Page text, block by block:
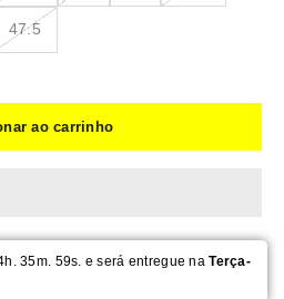
47.5
ao carrinho
35m. 58s. e será entregue naTerça-